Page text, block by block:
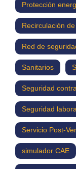
Protección
Recirculación
Red de
Sanitarios
Seguridad
Seguridad
Servicio Post-
simulador CAE